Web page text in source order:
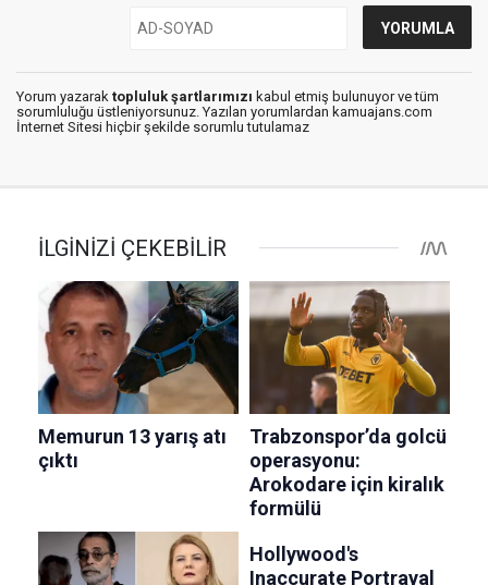
Yorum yazarak topluluk şartlarımızı kabul etmiş bulunuyor ve tüm
sorumluluğu üstleniyorsunuz. Yazılan yorumlardan kamuajans.com
İnternet Sitesi hiçbir şekilde sorumlu tutulamaz